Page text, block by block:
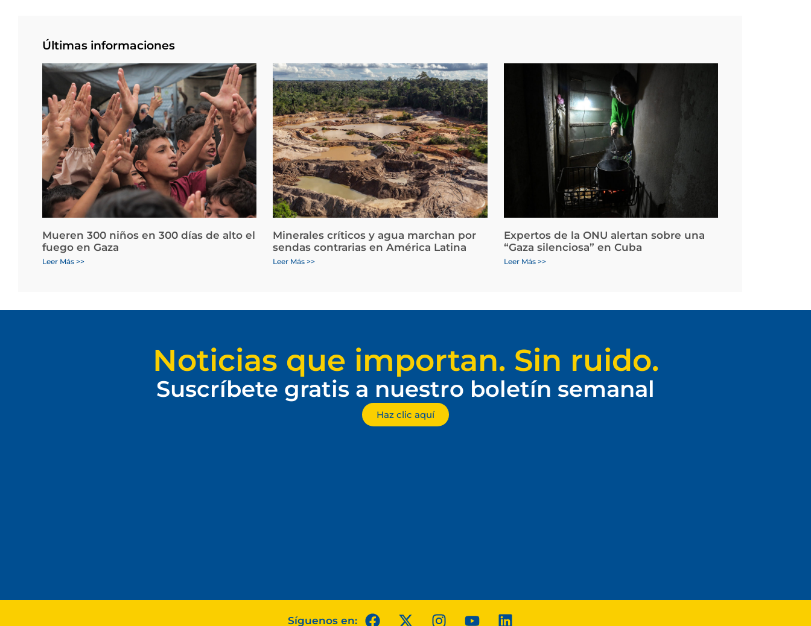
Últimas informaciones
Mueren 300 niños en 300 días de alto el
fuego en Gaza
Leer Más >>
Minerales críticos y agua marchan por
sendas contrarias en América Latina
Leer Más >>
Expertos de la ONU alertan sobre una
“Gaza silenciosa” en Cuba
Leer Más >>
Noticias que importan. Sin ruido.
Suscríbete gratis a nuestro boletín semanal
Haz clic aquí
Síguenos en: